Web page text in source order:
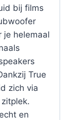
bij films
je helemaal
True
zich via
en